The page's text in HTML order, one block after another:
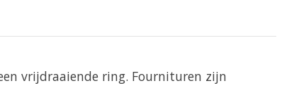
vrijdraaiende ring. Fournituren zijn